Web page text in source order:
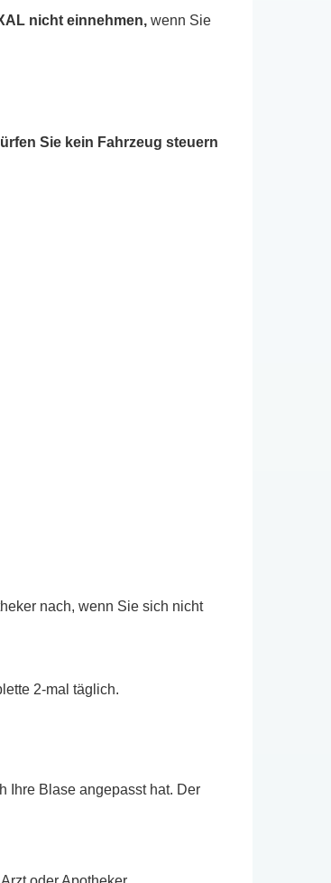
nicht einnehmen, wenn Sie
Sie kein Fahrzeug steuern
nach, wenn Sie sich nicht
2-mal täglich.
Ihre Blase angepasst hat. Der